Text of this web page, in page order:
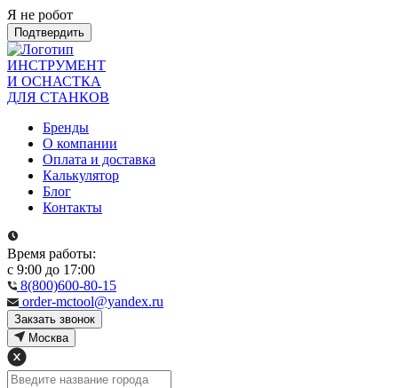
Я не робот
Подтвердить
ИНСТРУМЕНТ
И ОСНАСТКА
ДЛЯ СТАНКОВ
Бренды
О компании
Оплата и доставка
Калькулятор
Блог
Контакты
Время работы:
с 9:00 до 17:00
8(800)600-80-15
order-mctool@yandex.ru
Закзать звонок
Москва